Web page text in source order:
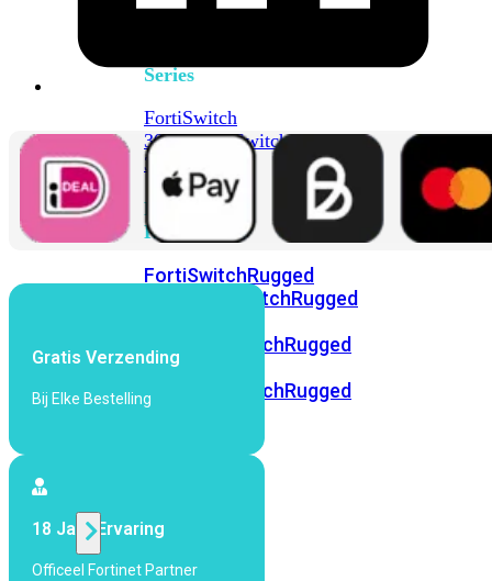
Series
FortiSwitch
3032EFortiSwitch
3032G
FortiSwitch
Ruggedized
FortiSwitchRugged
FortiSwitchRugged
FortiSwitchRugged
216F-
POE
FortiSwitchRugged
424F-
Alle
Gratis Verzending
Bij Elke Bestelling
18 Jaar Ervaring
Officeel Fortinet Partner